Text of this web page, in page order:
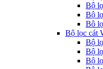
Bộ
Bộ
Bô
Bộ lọc cát
Bộ
Bộ
Bộ